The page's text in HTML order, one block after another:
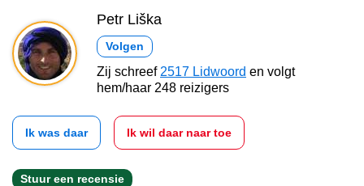
Petr Liška
Volgen
Zij schreef 2517 Lidwoord en volgt
hem/haar 248 reizigers
Ik was daar Ik wil daar naar toe
Stuur een recensie